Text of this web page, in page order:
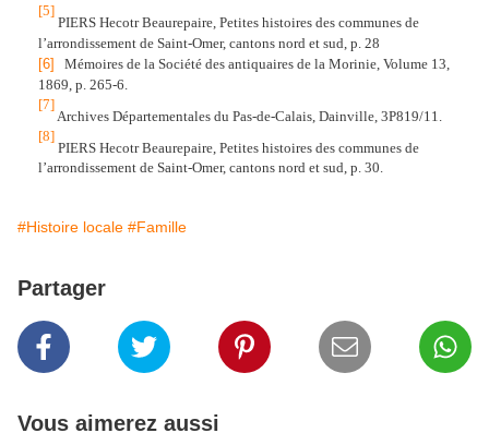
[5]
PIERS Hecotr Beaurepaire, Petites histoires des communes de
l’arrondissement de Saint-Omer, cantons nord et sud, p. 28
[6] Mémoires de la Société des antiquaires de la Morinie, Volume 13,
1869, p. 265-6.
[7]
Archives Départementales du Pas-de-Calais, Dainville, 3P819/11.
[8]
PIERS Hecotr Beaurepaire, Petites histoires des communes de
l’arrondissement de Saint-Omer, cantons nord et sud, p. 30.
#Histoire locale #Famille
Partager
Vous aimerez aussi